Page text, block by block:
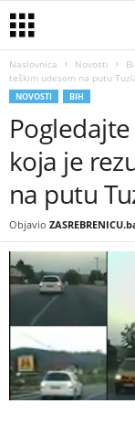
Naslovnica Novosti
teškim udesom na putu
NOVOSTI BIH
koja je
na putu
Objavio